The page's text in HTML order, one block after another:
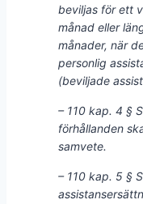
beviljas för ett
månad eller
månader, när
personlig
(beviljade
– 110 kap. 4 §
förhållanden
samvete.
– 110 kap. 5 §